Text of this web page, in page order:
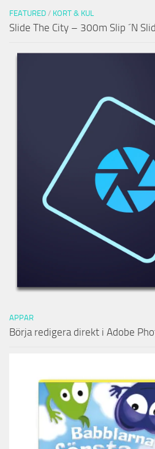
FEATURED / KORT & KUL
Slide The City – 300m Slip ´N
APPAR
Börja redigera direkt i Adobe